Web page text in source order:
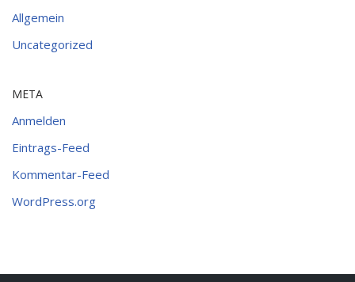
Allgemein
Uncategorized
META
Anmelden
Eintrags-Feed
Kommentar-Feed
WordPress.org